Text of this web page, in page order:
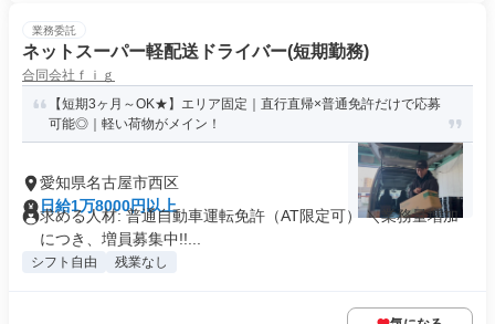
業務委託
ネットスーパー軽配送ドライバー(短期勤務)
合同会社ｆｉｇ
【短期3ヶ月～OK★】エリア固定｜直行直帰×普通免許だけで応募
可能◎｜軽い荷物がメイン！
愛知県名古屋市西区
日給1万8000円以上
求める人材: 普通自動車運転免許（AT限定可） ＼業務量増加
につき、増員募集中!!...
シフト自由 残業なし